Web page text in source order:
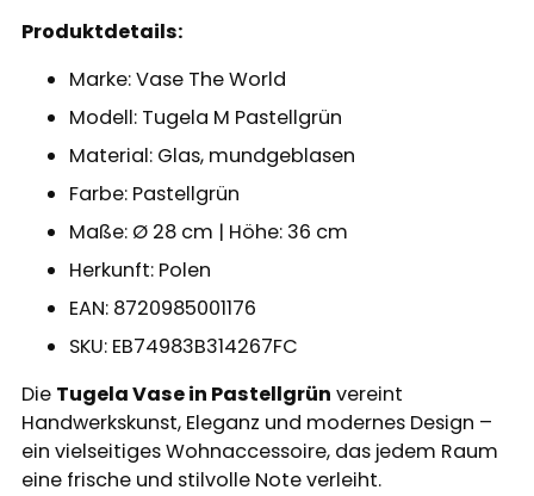
Produktdetails:
Marke: Vase The World
Modell: Tugela M Pastellgrün
Material: Glas, mundgeblasen
Farbe: Pastellgrün
Maße: Ø 28 cm | Höhe: 36 cm
Herkunft: Polen
EAN: 8720985001176
SKU: EB74983B314267FC
Die Tugela Vase in Pastellgrün vereint
Handwerkskunst, Eleganz und modernes Design –
ein vielseitiges Wohnaccessoire, das jedem Raum
eine frische und stilvolle Note verleiht.